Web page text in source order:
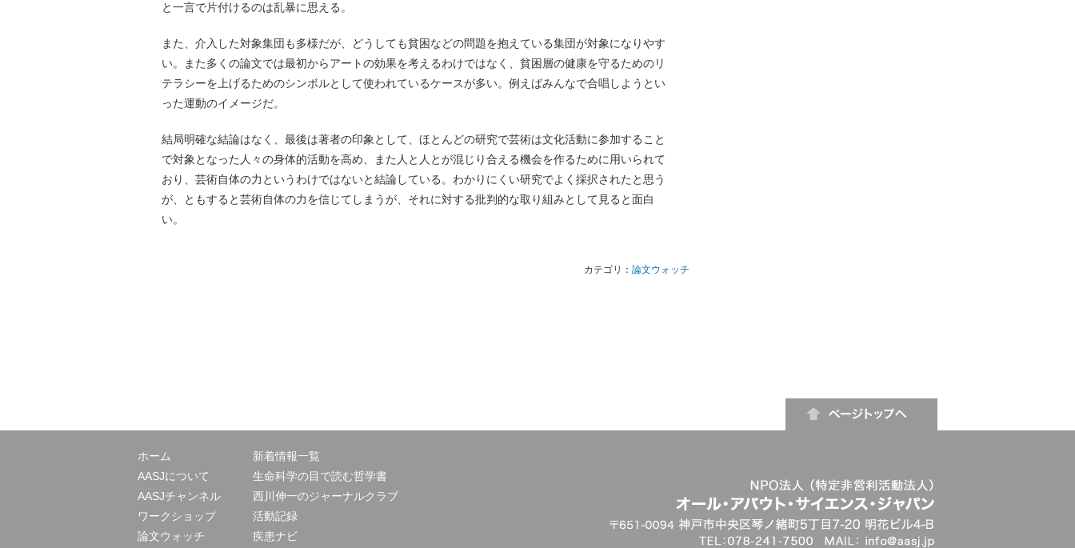
と一言で片付けるのは乱暴に思える。
また、介入した対象集団も多様だが、どうしても貧困などの問題を抱えている集団が対象になりやす
い。また多くの論文では最初からアートの効果を考えるわけではなく、貧困層の健康を守るためのリ
テラシーを上げるためのシンボルとして使われているケースが多い。例えばみんなで合唱しようとい
った運動のイメージだ。
結局明確な結論はなく、最後は著者の印象として、ほとんどの研究で芸術は文化活動に参加すること
で対象となった人々の身体的活動を高め、また人と人とが混じり合える機会を作るために用いられて
おり、芸術自体の力というわけではないと結論している。わかりにくい研究でよく採択されたと思う
が、ともすると芸術自体の力を信じてしまうが、それに対する批判的な取り組みとして見ると面白
い。
カテゴリ： 論文ウォッチ
ホーム
AASJについて
AASJチャンネル
ワークショップ
論文ウォッチ
新着情報一覧
生命科学の目で読む哲学書
西川伸一のジャーナルクラブ
活動記録
疾患ナビ